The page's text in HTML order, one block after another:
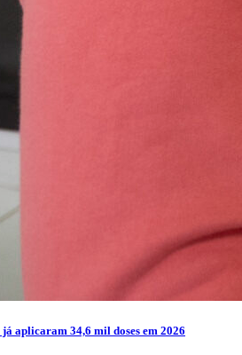
aplicaram 34,6 mil doses em 2026